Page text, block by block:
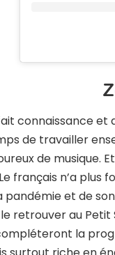
connaissance et
de travailler
de musique.
français n’a plus
pandémie et de
retrouver au Petit
la